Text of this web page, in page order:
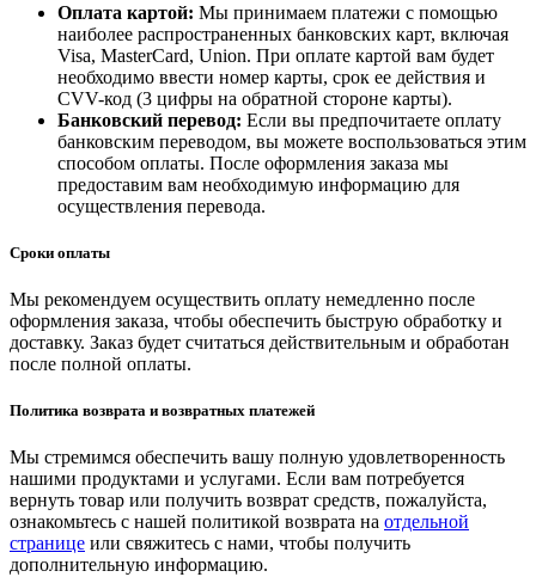
Оплата картой: Мы принимаем платежи с помощью
наиболее распространенных банковских карт, включая
Visa, MasterCard, Union. При оплате картой вам будет
необходимо ввести номер карты, срок ее действия и
CVV-код (3 цифры на обратной стороне карты).
Банковский перевод: Если вы предпочитаете оплату
банковским переводом, вы можете воспользоваться этим
способом оплаты. После оформления заказа мы
предоставим вам необходимую информацию для
осуществления перевода.
Сроки оплаты
Мы рекомендуем осуществить оплату немедленно после
оформления заказа, чтобы обеспечить быструю обработку и
доставку. Заказ будет считаться действительным и обработан
после полной оплаты.
Политика возврата и возвратных платежей
Мы стремимся обеспечить вашу полную удовлетворенность
нашими продуктами и услугами. Если вам потребуется
вернуть товар или получить возврат средств, пожалуйста,
ознакомьтесь с нашей политикой возврата на отдельной
странице или свяжитесь с нами, чтобы получить
дополнительную информацию.